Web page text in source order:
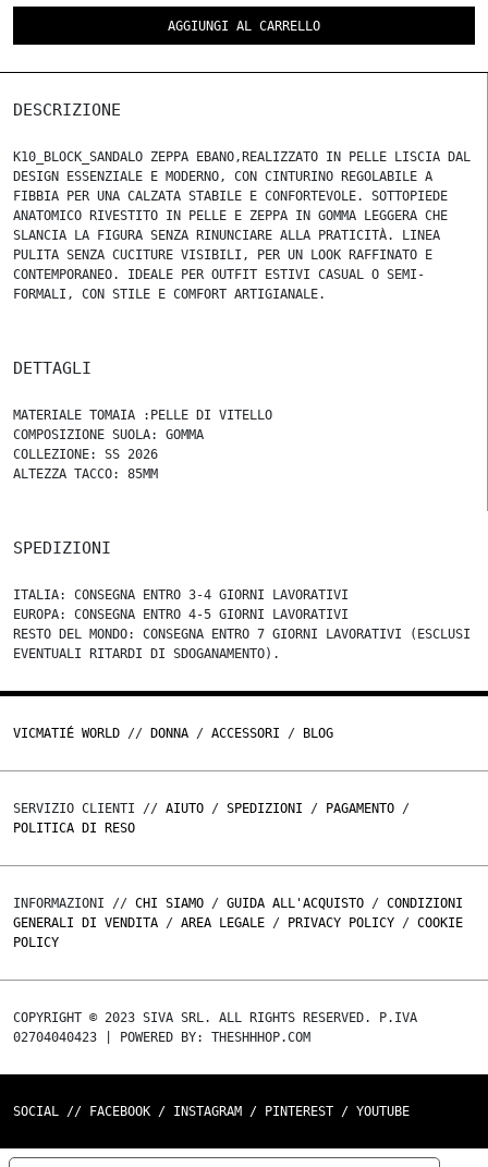
AGGIUNGI AL CARRELLO
DESCRIZIONE
K10_BLOCK_SANDALO ZEPPA EBANO,REALIZZATO IN PELLE LISCIA DAL
DESIGN ESSENZIALE E MODERNO, CON CINTURINO REGOLABILE A
FIBBIA PER UNA CALZATA STABILE E CONFORTEVOLE. SOTTOPIEDE
ANATOMICO RIVESTITO IN PELLE E ZEPPA IN GOMMA LEGGERA CHE
SLANCIA LA FIGURA SENZA RINUNCIARE ALLA PRATICITÀ. LINEA
PULITA SENZA CUCITURE VISIBILI, PER UN LOOK RAFFINATO E
CONTEMPORANEO. IDEALE PER OUTFIT ESTIVI CASUAL O SEMI-
FORMALI, CON STILE E COMFORT ARTIGIANALE.
DETTAGLI
MATERIALE TOMAIA :PELLE DI VITELLO
COMPOSIZIONE SUOLA: GOMMA
COLLEZIONE: SS 2026
ALTEZZA TACCO: 85MM
SPEDIZIONI
ITALIA: CONSEGNA ENTRO 3-4 GIORNI LAVORATIVI
EUROPA: CONSEGNA ENTRO 4-5 GIORNI LAVORATIVI
RESTO DEL MONDO: CONSEGNA ENTRO 7 GIORNI LAVORATIVI (ESCLUSI
EVENTUALI RITARDI DI SDOGANAMENTO).
VICMATIÉ WORLD // DONNA / ACCESSORI / BLOG
SERVIZIO CLIENTI // AIUTO / SPEDIZIONI / PAGAMENTO /
POLITICA DI RESO
INFORMAZIONI // CHI SIAMO / GUIDA ALL'ACQUISTO / CONDIZIONI
GENERALI DI VENDITA / AREA LEGALE / PRIVACY POLICY / COOKIE
POLICY
COPYRIGHT © 2023 SIVA SRL. ALL RIGHTS RESERVED. P.IVA
02704040423 | POWERED BY: THESHHHOP.COM
SOCIAL // FACEBOOK / INSTAGRAM / PINTEREST / YOUTUBE